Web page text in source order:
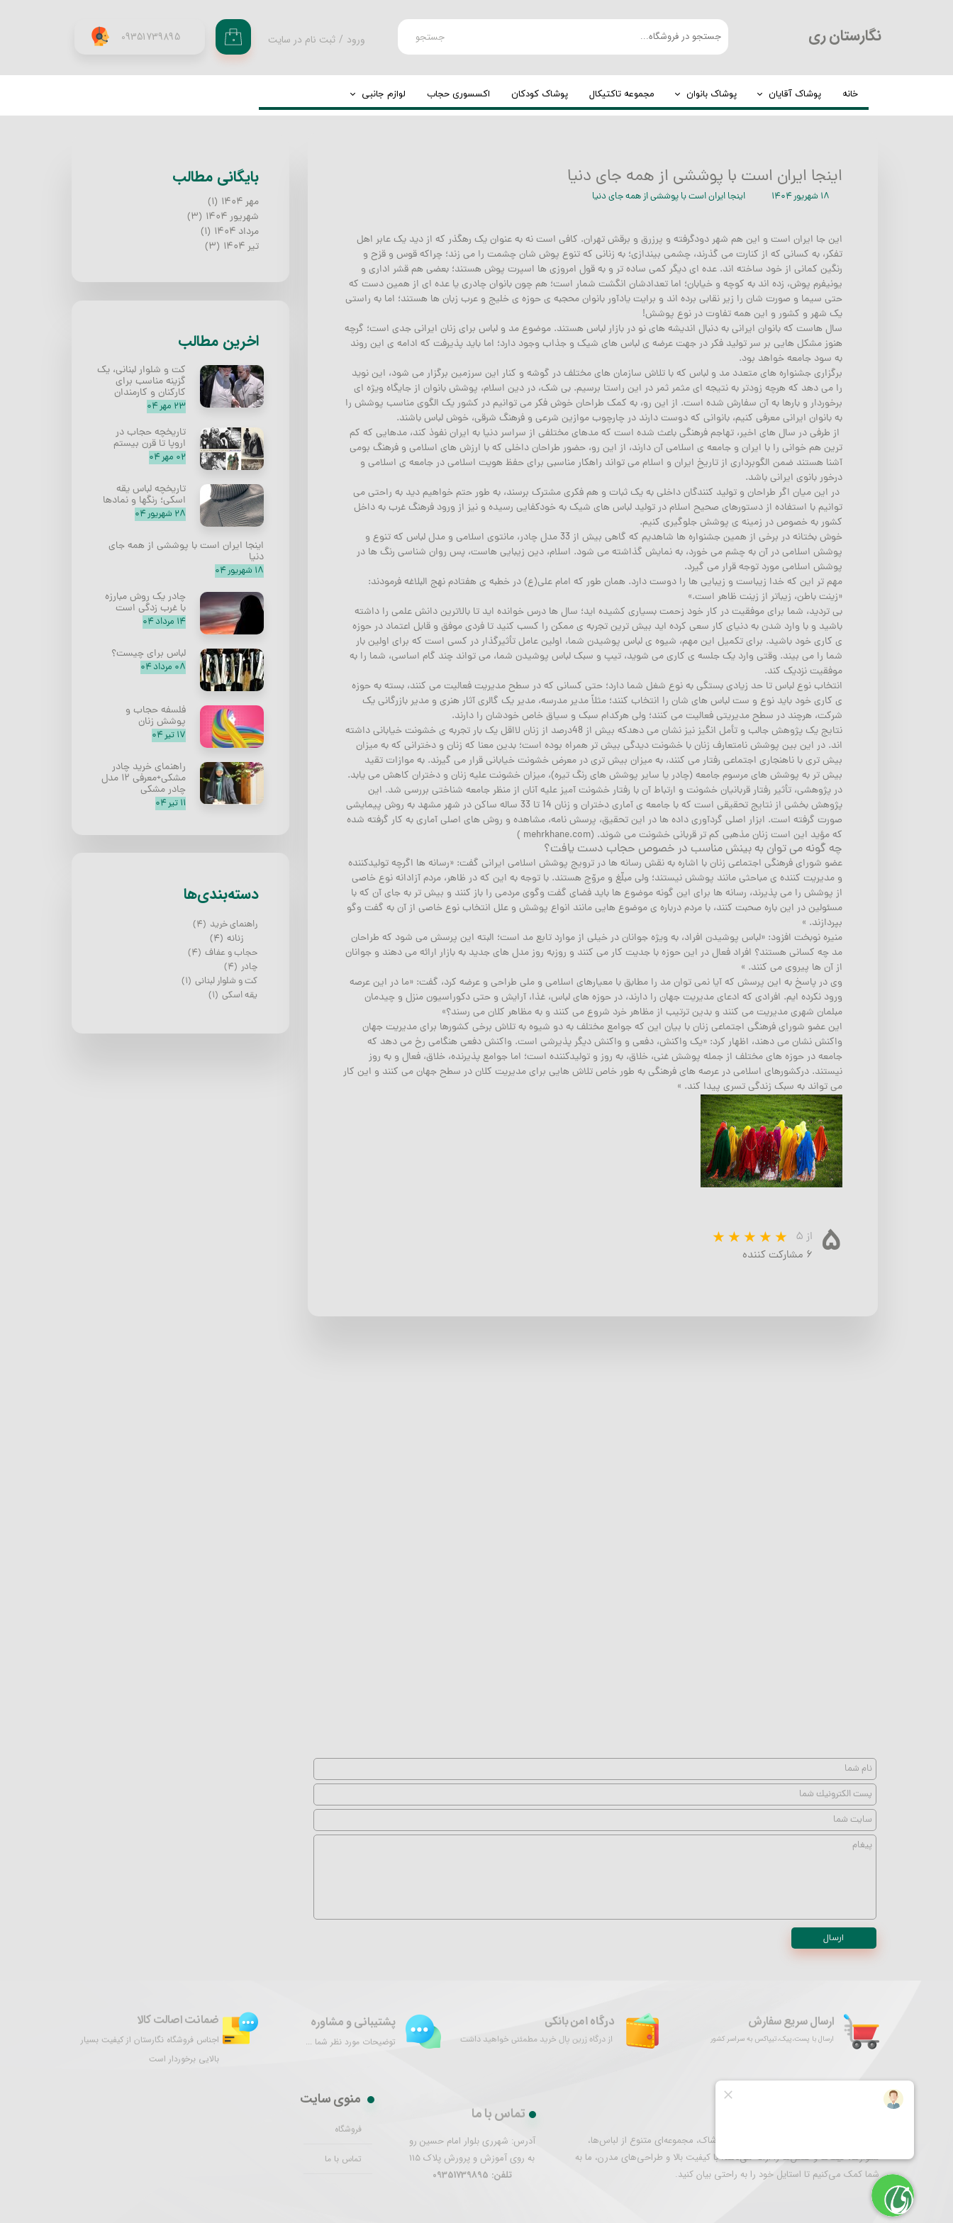
​نگارستان ری 09351739895 جستجو ۰ ورود / ثبت نام در سایت
سفارشات
خانه پوشاک آقایان
لباس گرم
الیافی
تیشرت
بلوز مردانه
پوشاک بانوان
عبا
مجموعه تاکتیکال پوشاک کودکان اکسسوری حجاب لوازم جانبی
مهر ۱۴۰۴
(۱)
شهریور ۱۴۰۴
(۳)
مرداد ۱۴۰۴
(۱)
تیر ۱۴۰۴
(۳)
​بایگانی مطالب
​اخرین مطالب
کت و شلوار لبنانی، یک
گزینه مناسب برای
کارکنان و کارمندان
۲۳ مهر ۰۴
تاریخچه حجاب در
اروپا تا قرن بیستم
۰۲ مهر ۰۴
تاریخچه لباس یقه
اسکی؛ رنگها و نمادها
۲۸ شهریور ۰۴
اینجا ایران است با پوششی از همه جای
دنیا
۱۸ شهریور ۰۴
چادر یک روش مبارزه
با غرب زدگی است
۱۴ مرداد ۰۴
لباس برای چیست؟
۰۸ مرداد ۰۴
فلسفه حجاب و
پوشش زنان
۱۷ تیر ۰۴
راهنمای خرید چادر
مشکی+معرفی ۱۲ مدل
چادر مشکی
۱۱ تیر ۰۴
دسته‌بندی‌ها
راهنمای خرید (۴)
زنانه (۴)
حجاب و عفاف (۴)
چادر (۴)
کت و شلوار لبنانی (۱)
یقه اسکی (۱)
اینجا ایران است با پوششی از همه جای دنیا
۱۸ شهریور ۱۴۰۴ اینجا ایران است با پوششی از همه جای دنیا
این جا ایران است و این هم شهر دودگرفته و پرزرق و برقش تهران. کافی است نه به عنوان یک رهگذر که از دید یک عابر اهل
تفکر، به کسانی که از کنارت می گذرند، چشمی بیندازی؛ به زنانی که تنوع پوش شان چشمت را می زند؛ چراکه قوس و قزح و
رنگین کمانی از خود ساخته اند. عده ای دیگر کمی ساده تر و به قول امروزی ها اسپرت پوش هستند؛ بعضی هم قشر اداری و
یونیفرم پوش، زده اند به کوچه و خیابان؛ اما تعدادشان انگشت شمار است؛ هم چون بانوان چادری یا عده ای از همین دست که
حتی سیما و صورت شان را زیر نقابی برده اند و برایت یادآور بانوان محجبه ی حوزه ی خلیج و عرب زبان ها هستند؛ اما به راستی
یک شهر و کشور و این همه تفاوت در نوع پوشش!
سال هاست که بانوان ایرانی به دنبال اندیشه های نو در بازار لباس هستند. موضوع مد و لباس برای زنان ایرانی جدی است؛ گرچه
هنوز مشکل هایی بر سر تولید فکر در جهت عرضه ی لباس های شیک و جذاب وجود دارد؛ اما باید پذیرفت که ادامه ی این روند
به سود جامعه خواهد بود.
برگزاری جشنواره های متعدد مد و لباس که با تلاش سازمان های مختلف در گوشه و کنار این سرزمین برگزار می شود، این نوید
را می دهد که هرچه زودتر به نتیجه ای مثمر ثمر در این راستا برسیم. بی شک، در دین اسلام، پوشش بانوان از جایگاه ویژه ای
برخوردار و بارها به آن سفارش شده است. از این رو، به کمک طراحان خوش فکر می توانیم در کشور یک الگوی مناسب پوشش را
به بانوان ایرانی معرفی کنیم، بانوانی که دوست دارند در چارچوب موازین شرعی و فرهنگ شرقی، خوش لباس باشند.
از طرفی در سال های اخیر، تهاجم فرهنگی باعث شده است که مدهای مختلفی از سراسر دنیا به ایران نفوذ کند، مدهایی که کم
ترین هم خوانی را با ایران و جامعه ی اسلامی آن دارند، از این رو، حضور طراحان داخلی که با ارزش های اسلامی و فرهنگ بومی
آشنا هستند ضمن الگوبرداری از تاریخ ایران و اسلام می تواند راهکار مناسبی برای حفظ هویت اسلامی در جامعه ی اسلامی و
درخور بانوی ایرانی باشد.
در این میان اگر طراحان و تولید کنندگان داخلی به یک ثبات و هم فکری مشترک برسند، به طور حتم خواهیم دید به راحتی می
توانیم با استفاده از دستورهای صحیح اسلام در تولید لباس های شیک به خودکفایی رسیده و نیز از ورود فرهنگ غرب به داخل
کشور به خصوص در زمینه ی پوشش جلوگیری کنیم.
خوش بختانه در برخی از همین جشنواره ها شاهدیم که گاهی بیش از 33 مدل چادر، مانتوی اسلامی و مدل لباس که تنوع و
پوشش اسلامی در آن به چشم می خورد، به نمایش گذاشته می شود. اسلام، دین زیبایی هاست، پس روان شناسی رنگ ها در
پوشش اسلامی مورد توجه قرار می گیرد.
مهم تر این که خدا زیباست و زیبایی ها را دوست دارد. همان طور که امام علی(ع) در خطبه ی هفتادم نهج البلاغه فرمودند:
«زینت باطن، زیباتر از زینت ظاهر است.»
بی تردید، شما برای موفقیت در کار خود زحمت بسیاری کشیده اید؛ سال ها درس خوانده اید تا بالاترین دانش علمی را داشته
باشید و با وارد شدن به دنیای کار سعی کرده اید بیش ترین تجربه ی ممکن را کسب کنید تا فردی موفق و قابل اعتماد در حوزه
ی کاری خود باشید. برای تکمیل این مهم، شیوه ی لباس پوشیدن شما، اولین عامل تأثیرگذار در کسی است که برای اولین بار
شما را می بیند. وقتی وارد یک جلسه ی کاری می شوید، تیپ و سبک لباس پوشیدن شما، می تواند چند گام اساسی، شما را به
موفقیت نزدیک کند.
انتخاب نوع لباس تا حد زیادی بستگی به نوع شغل شما دارد؛ حتی کسانی که در سطح مدیریت فعالیت می کنند، بسته به حوزه
ی کاری خود باید نوع و ست لباس های شان را انتخاب کنند؛ مثلاً مدیر مدرسه، مدیر یک گالری آثار هنری و مدیر بازرگانی یک
شرکت، هرچند در سطح مدیریتی فعالیت می کنند؛ ولی هرکدام سبک و سیاق خاص خودشان را دارند.
نتایج یک پژوهش جالب و تأمل انگیز نیز نشان می دهدکه بیش از 48درصد از زنان لااقل یک بار تجربه ی خشونت خیابانی داشته
اند. در این بین پوشش نامتعارف زنان با خشونت دیدگی بیش تر همراه بوده است؛ بدین معنا که زنان و دخترانی که به میزان
بیش تری با ناهنجاری اجتماعی رفتار می کنند، به میزان بیش تری در معرض خشونت خیابانی قرار می گیرند. به موازات تقید
بیش تر به پوشش های مرسوم جامعه (چادر یا سایر پوشش های رنگ تیره)، میزان خشونت علیه زنان و دختران کاهش می یابد.
در پژوهشی، تأثیر رفتار قربانیان خشونت و ارتباط آن با رفتار خشونت آمیز علیه آنان از منظر جامعه شناختی بررسی شد. این
پژوهش بخشی از نتایج تحقیقی است که با جامعه ی آماری دختران و زنان 14 تا 33 ساله ساکن در شهر مشهد به روش پیمایشی
صورت گرفته است. ابزار اصلی گردآوری داده ها در این تحقیق، پرسش نامه، مشاهده و روش های اصلی آماری به کار گرفته شده
که مؤید این است زنان مذهبی کم تر قربانی خشونت می شوند. (mehrkhane.com )
چه گونه می توان به بینش مناسب در خصوص حجاب دست یافت؟
عضو شورای فرهنگی اجتماعی زنان با اشاره به نقش رسانه ها در ترویج پوشش اسلامی ایرانی گفت: «رسانه ها اگرچه تولیدکننده
و مدیریت کننده ی مباحثی مانند پوشش نیستند؛ ولی مبلّغ و مروّج هستند. با توجه به این که در ظاهر، مردم آزادانه نوع خاصی
از پوشش را می پذیرند، رسانه ها برای این گونه موضوع ها باید فضای گفت وگوی مردمی را باز کنند و بیش تر به جای آن که با
مسئولین در این باره صحبت کنند، با مردم درباره ی موضوع هایی مانند انواع پوشش و علل انتخاب نوع خاصی از آن به گفت وگو
بپردازند. »
منیره نوبخت افزود: «لباس پوشیدن افراد، به ویژه جوانان در خیلی از موارد تابع مد است؛ البته این پرسش می شود که طراحان
مد چه کسانی هستند؟ افراد فعال در این حوزه با جدیت کار می کنند و روزبه روز مدل های جدید به بازار ارائه می دهند و جوانان
از آن ها پیروی می کنند. »
وی در پاسخ به این پرسش که آیا نمی توان مد را مطابق با معیارهای اسلامی و ملی طراحی و عرضه کرد، گفت: «ما در این عرصه
ورود نکرده ایم. افرادی که ادعای مدیریت جهان را دارند، در حوزه های لباس، غذا، آرایش و حتی دکوراسیون منزل و چیدمان
مبلمان شهری مدیریت می کنند و بدین ترتیب از مظاهر خرد شروع می کنند و به مظاهر کلان می رسند؟»
این عضو شورای فرهنگی اجتماعی زنان با بیان این که جوامع مختلف به دو شیوه به تلاش برخی کشورها برای مدیریت جهان
واکنش نشان می دهند، اظهار کرد: «یک واکنش، دفعی و واکنش دیگر پذیرشی است. واکنش دفعی هنگامی رخ می دهد که
جامعه در حوزه های مختلف از جمله پوشش غنی، خلاق، به روز و تولیدکننده است؛ اما جوامع پذیرنده، خلاق، فعال و به روز
نیستند. درکشورهای اسلامی در عرصه های فرهنگی به طور خاص تلاش هایی برای مدیریت کلان در سطح جهان می کنند و این کار
می تواند به سبک زندگی تسری پیدا کند. »
۵
از ۵
۶ مشارکت کننده
ارسال
ضمانت اصالت کالا
اجناس فروشگاه نگارستان از کیفیت بسیار
بالایی برخوردار است
ارسال سریع سفارش
ارسال با پست،پیک،تیپاکس به سراسر کشور
درگاه امن بانکی
از درگاه زرین پال خرید مطمئنی خواهید داشت
پشتیبانی و مشاوره
توضیحات مورد نظر شما ...
نگارستان ری به عنوان مقصدی برای خرید پوشاک، مجموعه‌ای متنوع از لباس‌ها،
شلوارها، کیف‌ها و کفش‌ها را ارائه می‌دهد. با کیفیت بالا و طراحی‌های مدرن، ما به
شما کمک می‌کنیم تا استایل خود را به راحتی بیان کنید.
تماس با ما
آدرس: شهرری بلوار امام حسین رو
به روی آموزش و پرورش پلاک 115
تلفن: 09351739895
منوی سایت
فروشگاه
تماس با ما